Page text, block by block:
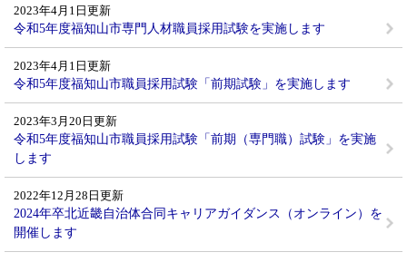
2023年4月1日更新
令和5年度福知山市専門人材職員採用試験を実施します
2023年4月1日更新
令和5年度福知山市職員採用試験「前期試験」を実施します
2023年3月20日更新
令和5年度福知山市職員採用試験「前期（専門職）試験」を実施
します
2022年12月28日更新
2024年卒北近畿自治体合同キャリアガイダンス（オンライン）を
開催します